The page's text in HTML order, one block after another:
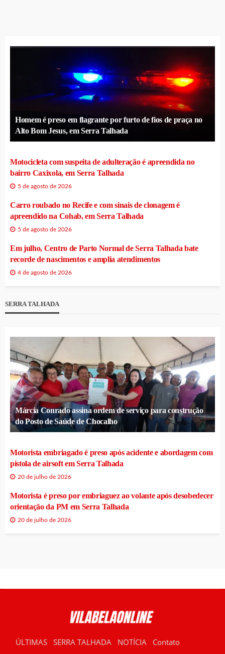
Homem é preso em flagrante por furto de fios de praça no
Alto Bom Jesus, em Serra Talhada
Motocicleta com suspeita de adulteração é apreendida no
bairro Caxixola, em Serra Talhada
5 de agosto de 2026
Carro roubado no Recife e com sinais de clonagem é
apreendido na Cohab, em Serra Talhada
5 de agosto de 2026
Em julho, Centro de Parto Normal de Serra Talhada bate
recorde de nascimentos e amplia atendimentos
4 de agosto de 2026
SERRA TALHADA
Márcia Conrado assina ordem de serviço para construção
do Posto de Saúde de Chocalho
Motorista embriagado é preso após acidente e abordagem com
pistola de airsoft em Serra Talhada
20 de julho de 2026
Motorista é preso por embriaguez ao volante após desobedecer
orientação da PM em Serra Talhada
20 de julho de 2026
ÚLTIMAS SERRA TALHADA NOTÍCIA Contato